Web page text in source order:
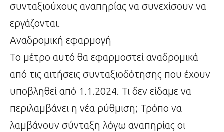
συνταξιούχους αναπηρίας να συνεχίσουν να
εργάζονται.
Αναδρομική εφαρμογή
Το μέτρο αυτό θα εφαρμοστεί αναδρομικά
από τις αιτήσεις συνταξιοδότησης που έχουν
υποβληθεί από 1.1.2024. Τι δεν είδαμε να
περιλαμβάνει η νέα ρύθμιση; Τρόπο να
λαμβάνουν σύνταξη λόγω αναπηρίας οι